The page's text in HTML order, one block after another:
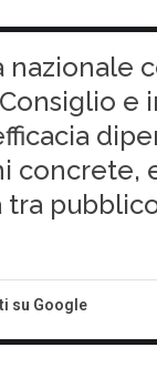
e
concrete,
su Google